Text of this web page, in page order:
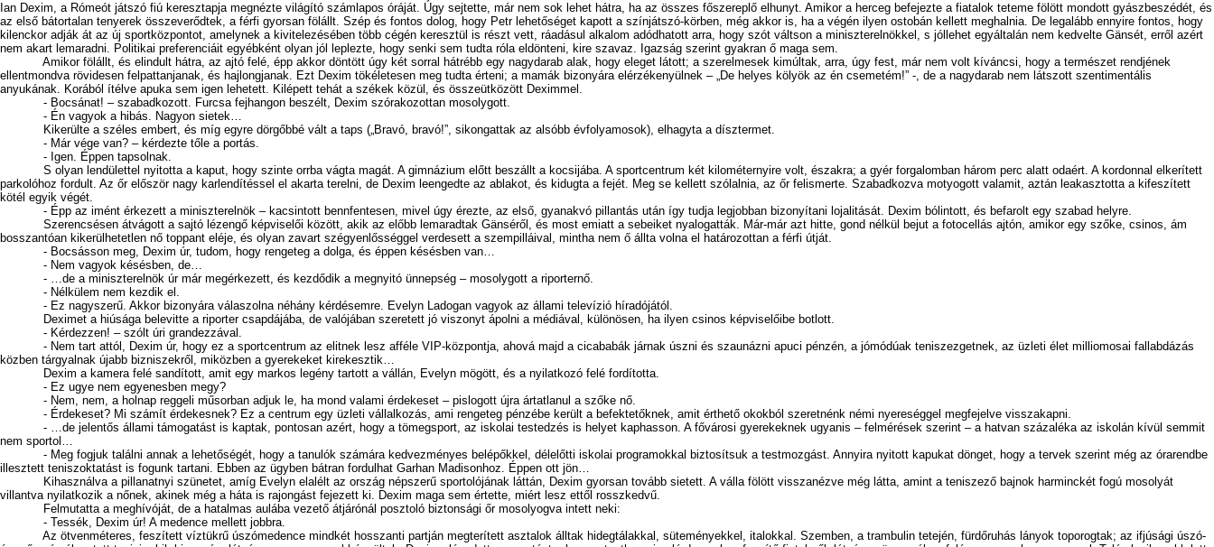
Ian Dexim, a Rómeót játszó fiú keresztapja megnézte világító számlapos óráját. Úgy sejtette, már nem sok lehet hátra, ha az összes főszereplő elhunyt. Amikor a herceg befejezte a fiatalok teteme fölött mondott gyászbeszédét, és
az első bátortalan tenyerek összeverődtek, a férfi gyorsan fölállt. Szép és fontos dolog, hogy Petr lehetőséget kapott a színjátszó-körben, még akkor is, ha a végén ilyen ostobán kellett meghalnia. De legalább ennyire fontos, hogy
kilenckor adják át az új sportközpontot, amelynek a kivitelezésében több cégén keresztül is részt vett, ráadásul alkalom adódhatott arra, hogy szót váltson a miniszterelnökkel, s jóllehet egyáltalán nem kedvelte Gänsét, erről azért
nem akart lemaradni. Politikai preferenciáit egyébként olyan jól leplezte, hogy senki sem tudta róla eldönteni, kire szavaz. Igazság szerint gyakran ő maga sem.
Amikor fölállt, és elindult hátra, az ajtó felé, épp akkor döntött úgy két sorral hátrébb egy nagydarab alak, hogy eleget látott; a szerelmesek kimúltak, arra, úgy fest, már nem volt kíváncsi, hogy a természet rendjének
ellentmondva rövidesen felpattanjanak, és hajlongjanak. Ezt Dexim tökéletesen meg tudta érteni; a mamák bizonyára elérzékenyülnek – „De helyes kölyök az én csemetém!” -, de a nagydarab nem látszott szentimentális
anyukának. Korából ítélve apuka sem igen lehetett. Kilépett tehát a székek közül, és összeütközött Deximmel.
- Bocsánat! – szabadkozott. Furcsa fejhangon beszélt, Dexim szórakozottan mosolygott.
- Én vagyok a hibás. Nagyon sietek…
Kikerülte a széles embert, és míg egyre dörgőbbé vált a taps („Bravó, bravó!”, sikongattak az alsóbb évfolyamosok), elhagyta a dísztermet.
- Már vége van? – kérdezte tőle a portás.
- Igen. Éppen tapsolnak.
S olyan lendülettel nyitotta a kaput, hogy szinte orrba vágta magát. A gimnázium előtt beszállt a kocsijába. A sportcentrum két kilométernyire volt, északra; a gyér forgalomban három perc alatt odaért. A kordonnal elkerített
parkolóhoz fordult. Az őr először nagy karlendítéssel el akarta terelni, de Dexim leengedte az ablakot, és kidugta a fejét. Meg se kellett szólalnia, az őr felismerte. Szabadkozva motyogott valamit, aztán leakasztotta a kifeszített
kötél egyik végét.
- Épp az imént érkezett a miniszterelnök – kacsintott bennfentesen, mivel úgy érezte, az első, gyanakvó pillantás után így tudja legjobban bizonyítani lojalitását. Dexim bólintott, és befarolt egy szabad helyre.
Szerencsésen átvágott a sajtó lézengő képviselői között, akik az előbb lemaradtak Gänséről, és most emiatt a sebeiket nyalogatták. Már-már azt hitte, gond nélkül bejut a fotocellás ajtón, amikor egy szőke, csinos, ám
bosszantóan kikerülhetetlen nő toppant eléje, és olyan zavart szégyenlősséggel verdesett a szempilláival, mintha nem ő állta volna el határozottan a férfi útját.
- Bocsásson meg, Dexim úr, tudom, hogy rengeteg a dolga, és éppen késésben van…
- Nem vagyok késésben, de…
- …de a miniszterelnök úr már megérkezett, és kezdődik a megnyitó ünnepség – mosolygott a riporternő.
- Nélkülem nem kezdik el.
- Ez nagyszerű. Akkor bizonyára válaszolna néhány kérdésemre. Evelyn Ladogan vagyok az állami televízió híradójától.
Deximet a hiúsága belevitte a riporter csapdájába, de valójában szeretett jó viszonyt ápolni a médiával, különösen, ha ilyen csinos képviselőibe botlott.
- Kérdezzen! – szólt úri grandezzával.
- Nem tart attól, Dexim úr, hogy ez a sportcentrum az elitnek lesz afféle VIP-központja, ahová majd a cicababák járnak úszni és szaunázni apuci pénzén, a jómódúak teniszezgetnek, az üzleti élet milliomosai fallabdázás
közben tárgyalnak újabb bizniszekről, miközben a gyerekeket kirekesztik…
Dexim a kamera felé sandított, amit egy markos legény tartott a vállán, Evelyn mögött, és a nyilatkozó felé fordította.
- Ez ugye nem egyenesben megy?
- Nem, nem, a holnap reggeli műsorban adjuk le, ha mond valami érdekeset – pislogott újra ártatlanul a szőke nő.
- Érdekeset? Mi számít érdekesnek? Ez a centrum egy üzleti vállalkozás, ami rengeteg pénzébe került a befektetőknek, amit érthető okokból szeretnénk némi nyereséggel megfejelve visszakapni.
- …de jelentős állami támogatást is kaptak, pontosan azért, hogy a tömegsport, az iskolai testedzés is helyet kaphasson. A fővárosi gyerekeknek ugyanis – felmérések szerint – a hatvan százaléka az iskolán kívül semmit
nem sportol…
- Meg fogjuk találni annak a lehetőségét, hogy a tanulók számára kedvezményes belépőkkel, délelőtti iskolai programokkal biztosítsuk a testmozgást. Annyira nyitott kapukat dönget, hogy a tervek szerint még az órarendbe
illesztett teniszoktatást is fogunk tartani. Ebben az ügyben bátran fordulhat Garhan Madisonhoz. Éppen ott jön…
Kihasználva a pillanatnyi szünetet, amíg Evelyn elalélt az ország népszerű sportolójának láttán, Dexim gyorsan tovább sietett. A válla fölött visszanézve még látta, amint a teniszező bajnok harminckét fogú mosolyát
villantva nyilatkozik a nőnek, akinek még a háta is rajongást fejezett ki. Dexim maga sem értette, miért lesz ettől rosszkedvű.
Felmutatta a meghívóját, de a hatalmas aulába vezető átjárónál posztoló biztonsági őr mosolyogva intett neki:
- Tessék, Dexim úr! A medence mellett jobbra.
Az ötvenméteres, feszített víztükrű úszómedence mindkét hosszanti partján megterített asztalok álltak hidegtálakkal, süteményekkel, italokkal. Szemben, a trambulin tetején, fürdőruhás lányok toporogtak; az ifjúsági úszó-